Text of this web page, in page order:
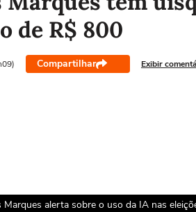
de R$ 800
Compartilhar Exibir
alerta sobre o uso da IA nas